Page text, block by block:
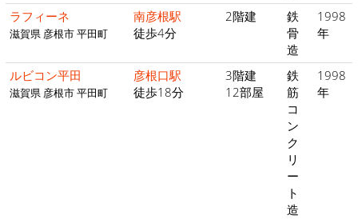
ラフィーネ
滋賀県 彦根市 平田町
南彦根駅
徒歩4分
2階建
鉄
骨
造
1998
年
ルビコン平田
滋賀県 彦根市 平田町
彦根口駅
徒歩18分
3階建
12部屋
鉄
筋
コ
ン
ク
リ
ー
ト
造
1998
年